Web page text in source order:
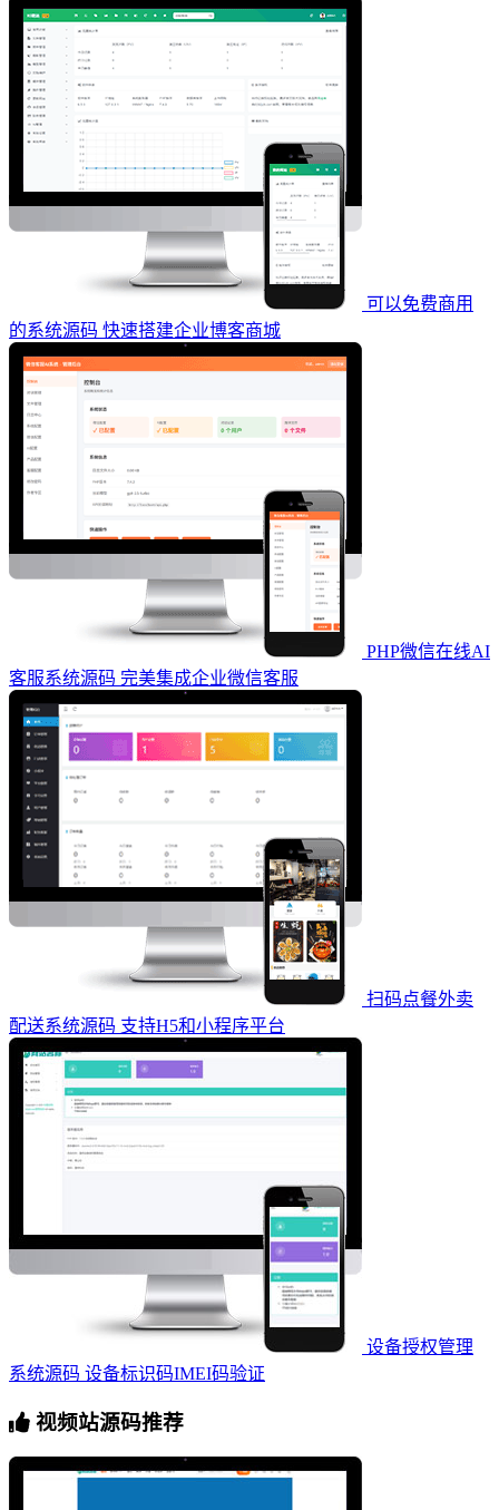
可以免费商用
的系统源码 快速搭建企业博客商城
PHP微信在线AI
客服系统源码 完美集成企业微信客服
扫码点餐外卖
配送系统源码 支持H5和小程序平台
设备授权管理
系统源码 设备标识码IMEI码验证
视频站源码推荐